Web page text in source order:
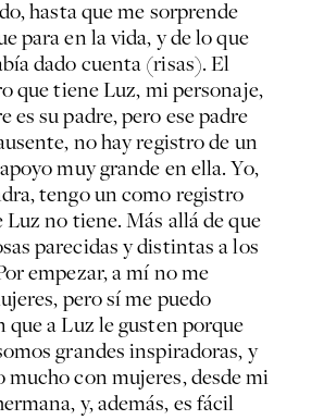
hasta que me sorprende
para en la vida, y de lo que
dado cuenta (risas). El
que tiene Luz, mi personaje,
es su padre, pero ese padre
no hay registro de un
muy grande en ella. Yo,
tengo un como registro
Luz no tiene. Más allá de que
parecidas y distintas a los
empezar, a mí no me
pero sí me puedo
que a Luz le gusten porque
grandes inspiradoras, y
mucho con mujeres, desde mi
y, además, es fácil